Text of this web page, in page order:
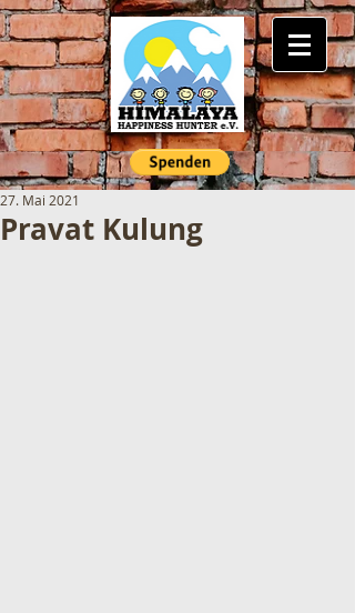
Pravat Kulung
27. Mai 2021